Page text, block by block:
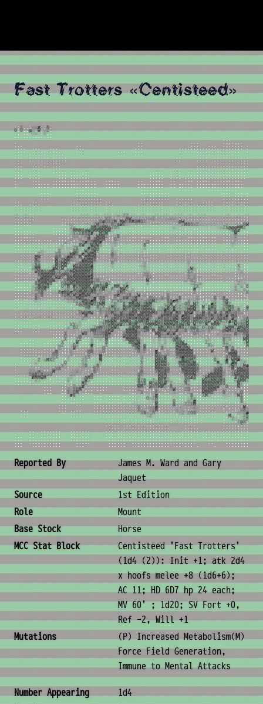
Fast Trotters «Centisteed»
! : X i o# : ; 8
O: O..@x;W;xZ.
: , ; . . :u x!: x, .
. . . . . . .. . . . . .
. .. ... ....... ....
. . . . . . . . . . . . .
. . . . . . . . . . . . . . . . . . . . .
.... .......... ... ... ... .................. .. ......
. . . . . . . . . . . . . . . . . . . . . . . . . . . . . . . . . . . .
. . . . . . . . . . . . . . . . . . . . . . . . . . . .
... ............. ... .... .................
. . . . . . . . . . . . . . . . . . . . .
. . . . . . . . . . . . . . . . . . . .
... ... ... ... ......................
. . . . . . . . . . . . . . . . . . . . . . . . . . . . . .
. . . . . . . . . . . . . . . . . . . . . . . . . . . . . . . . . . . . . . . . . . . . . .
... .... ... ....... ..... .... ..................... .....
. . . . . . . . . . . . . . . . . . . . . . . . . . . . . . . . . . . . . . .
. . . . . . . . . . . . . . . . . . . . . . . . . . . . . . . . . . . . . . . . . . . . . . . . . .
. . . . . . . . . . . . . . . . . . . . . . . . . . . . . . . . . . . . . . . . . . . . . . . . . . . . . . . . . .
... ... ... ........ ..... .......... ....
. . . . . . . . . . . . . . . . . . . . .
. . . . . . . . . . . . . . . . . . . . . . . .
... ......... .......... ...... ..............
. . . . . . . . . . . . . . . . . . . . . . . . . . . . . . . .
. . . . . . . . . . . . . . . . . . . . . . . . . . . . . . . . . . . . . . . . . . .
......... .......... ... ......... ............. ...........,..
. . . . . . . . . . . . . . . . . . . . . . . . . . . . . . . . . . . . . . . . . . . . . . . . . . . . .
. . . . . . . . . . . . . . . . . . . . . . . . . . . . . . . . . . . . . . . . . . . . . . . . . . . . . . . . .
....... ............:!;!ovZZ:........,:;:,.......... .. ........,;,i88
. . . . . . . . . . . . . . . . . . ! X x ! ; i u@W ! , ; ! u x o v v v v x o o v i , . . . . . . . . . . . . . . . ,
. . . . . . . . . . . . . . . . . ; O# O XXM uMWZ8M8MO Z ! : . @W; . . . . . . . . . . . . . . . . . . , , :
...... ..:,......,ZMoXov8Z@WXx!:,.,:::.. ....:;uZM8OXZxxxvxv u!i;:,,:x8WZxuMW
. . . . , i Zo: . , , i 8MO@MM@ZOx:.. . . . . . . . . . . . . . ; v ! i;,..,,::; i! ! u xZX@@@MMZ:
. . . . . . . . :uMMM8@W@MMM M MWu,. . . . . . . . . . . . . . . . . . .. . . . . . . . . . . . .....8@#:. ,
. . . . . . . . . . . ; vXoX8O8#vuM8M;. . , . . . . . . . . . . . . . . . . . . . . . . . . . . . . . . . . . . , !W: . . ,
....... ...,io o uvZ8 u;WMWZ,.u8:.......... ... ... .......... ...!Z...!;;xo8
. . . . . . . . . , uo ; o u !M :8WM M : . i Ov : . . . . . . . , , . . . . . . . . . . . . . . . . . . . . , x . . . .
. . . . . . . . . . . . , o v i ; , X#ZOMM#; , . !o ; , . . . . . ! O . . . . . . . . . . . . . . . . . . . . . . . . . x u . . . .
...............:v:ii,i8WvxW@Wo...uv,.. ...,8:................. ..... ..v.......uMO
. . . . . . . . . : , . . . . u u i uuZXv: u#8@@, . . , x : . . . . i x , . . . . . . . . . . . . . . . . . . . . . , . . .
. . . . . . , , vu . . . i X! ! ! i@O , uWX@WZ. . . , o u . . . , !, , . . . . . . . . . . . , . . . . . . . . . . . . .
.....:Zx:...XXvvoWWXx#xWMWi...,@oi......,!..... ......:v. ....... .........o.Xo
. . . . . MW : . . . , @ 8 ! #WXuMiMM MW, . . . ! X . . . . . . . , , ; . . . . . . . . . . i u . . . . . . . . . . . . . . . .
. . . . , MZ . . . . , WZ8WWXZ vuWWM M8. . . . : u , . . . . . . . u u ! . . . . . . . . . ;x . . . . . . . . . . . . . . . . . , . .
......uOX....;W8WWO:i o @M M MMv....:8!.......,ioi............: o :;..............:!,......
. . . , v@@ . . . . oM8WW; ! W8@M M M#! . . . . ; u . . . . . . . . , voi . . . . . . . . . . . . : u ! ! : . . . . . . . . . . . . , Xi , .
. . . , oM M u . . i #WXW;oxWMM M M MM : . . . . . , . . . . . . . . . !vi : . . . . . . . . . . . : xWx , . . . . . . . . . . . . , xi; .
.....,!W8MOOMMoXoXOMWMM M M M8!..............,,uv:,..........,XZii........ .. ,ux:......
. . . . . . . ;8 MMMM M X 8 @M@XWM M M M8# , , , , . . . . . . . . . . . . . Z X u , . . . . . . . . . . . Z xxi. . . . . . . . , : v , .
. . . . . . . , vWM M MZW#Zi@MM M M M MM#! v v : , , . . . . . , , . . . . iXZ , . . . . . . . . . . ; Z ; ;. . . . . . . . . i i ! !
. . . . . . . v WM M M@Wx;!OM MWM M M M M8 O u u v : , , , , , u : . . . . :W ! , . . . . . . . . . , x ;X v i : : . . . . . . . . : ;v u ;
.....,:8@M MW8:,iO@@M@M M M M M MXZXZ@Z.!u;!ou....:x,..........i::oZuo;..........uZvuu.....
. . . . . . vxM@W@, . . ,OvMu#OM M M M!@M8@#: ! MM: X#; . . . . , , . . . . . . . . . . . , . , ,ZXu, . . . . . . . . . i o:o !8
. . . . . , uXM8M;, , ; : vxOx@O@MMOWWx8Wvv8vuMWZ: x , . . , . . . . . . , . . . . . . . . , #;, . . . . . . . . . , !ou:oi
......!vX@!.,!v8#M@#o@MWM8M8vZ;vo!:XMXix;;,,;,,.....!:......,Z.,..........;:,,uX,....
. . . . . . ; Ox8 . . . . iX8MZWZ#MWWxxX . x o : @#xu Z 8 u v W: o , v , , , ; i X , . , : , , . : ; . , , . . , : v ! u . . . . . . i ;
. . . . . . . 8 ; . . . . . ,uoZXZMW8oZ #i88 , i Zi 8Wx XMv ! u ; O X x o Xo O v i ! 8, . , ! . : , , , . Oi ! 8 ; . . . . , .i
.......v!........!xxXZoWM@#MuX@!,ZvXOoZZWMoZoO@WZvu!8@#Mvi:X uxZ;ui,vZi:XM:.....,,,@..
. . . . . . ; ; . . . . . . . . . .,iX@@M@WOXWM i uuOv;8uMM@Wo8WMv., i xXWiZ u vOO !WZ, ,v: #Zi ; oMZ. . . . . i
. . . . . . . , . . . . . . . . . . . ,:;!O@v;8xX:oMO u uM@MOMM8MM8x , xxZWZWoZxoOMWo: M:8WO: uZOM8vx ! ; @
.................::ox:!xXoZ8Z8XxMZX8W88M MM@ioZ#MZ#ZZxZMMWxi░:MO8,vOoWXv8ixvoWMvM
. . . . . . . . . . . . . . . . : ░W@MW ! i X X O MX oWX @M@iWM MWM8v M8WuM 8 uWM#! oWx @;W, O !M░ OZ oi ;
. . . . . . . . . . . . . . . . . . . . . :!Mv, , :, ! @ooM@M O 8 M MZMM@M@vv WMM8OWv#M@oi @@M OMZOM #!M@, ! v:
. ... ..............,!Zv,..,,!!x@M88 O@M8M8W@#Z!o M8@8XWWxWM @ ZM@MO8XWZ@@8@x#x;!X8#v;o!
. . . . . . . . . . . . : ! v,, . . . , xZMWWMvMMM@o@@M8MXOW@8MMMMWZM M@XM8@O@WiWX░oZ#XMxZ8W
. . . . . . . . . . , i XXv v , . . , . , uXO@M@W#XoMOM;xOMMMW88M M MW8@WXWvWxZvMiMMM!xu░xWX88W
. . . . . . . . . . . : o:OZ, . . : ! Z@MO8OWWX;,;@8MMx#W8xvWMXM@X@M8ZZ@@Z;OxO@o: , oWMMZ#M@M
... ... .....! uuv::;vxMMZOZ@M#v.,,MMMWoZ8MiM!MMWoZo#xo8,Xv8ZovX; , ,x@WMXZW@@@M8W8O
. . . . X : ; u W8 u!O O 8 @Wx , , X M M M M O !v:,iWMZxW Wu :. ,Oo u ; i , . : x ! x!uu@ox88
. . . . O , . . : @u, ! oZ oX MX . . , W@M@M Z , . , !vM o Oo@u . . . . v ! . ! , : . , . Z ;; : ZW
.. ....:X,,,ZZ...o;,v:M,...,uMMMM@v,.,u;o!viv@MO;...,:.:vv,...8vo,..,WMMM8@:
. . . . . , X:. : ; W: . . . oi , , , 8. . . . . .:MM@W u : . . u , v : x ,,!W@Wi . , . . . , Z! ; , . . Xx;u . . . vW
. . . . . . . . . , oZ , , uOo , . . , #!, . i X . . . . . . , :OMWu@ , . ! , u x u , . : W@MMx . . . . . :Xo, . . ZZo! . . , ,@
..... ...,iZ :,;vW,...;░i..O;........,OWv@.,!;:8,u,,WM@MWi.....!!,..iM,Oi...!8WMMW
. . . . . . . : v @u , , ; o :. . . , @@: . , O , . . . . . . . . , ,O Z , . u#i u . x . , @M M MWM , . . . . . W: . . ,Oi M@ . . . ,
. . . . . . . . . . ; OX ; . : u , . . . uZ: . . Zu . . . . . . . . . . . , u . . !MO ! x . . 8M M M M M ; . . . . . ! u . . , iMMW : . . .
.....,:i!;xZX..,x....,oX,.:▒:............ o !..iM@OW:,.XO#MMM8.....,o.,.OXMM@...,8@M@
. . . . . ; Z!oMXZ: . . , v . . . , ZZi. . i W . . . . . . . . . . . . . Zi , . :W@@M ; . . uv▒@@M░ , . . . . , O ! . . #,WM#x , :
, i v, . .... . , i O: . . : xx. . . uv . . . . . . . . . X;. . , W@M M x . . ,MMM@@Wv . . . . . ;M ; ! M , #W!vZ !
. .:,,....,;uXx,...!ZO:.!8,.. ..... ...o...,W@M MZ...XM@@M MO.....:xZ!;ZWO,vM#v,:X:
. , , . . v , , : oX8u . . . , : v ; , i ░Z. . . . . . , X . . . . M M M@@. . . uW@M M M@, . . . ! @@M ! . u MiMW@@
. Z Z x @o , , x Mu: . . , x X x ; . , uO , . . . . . . i @ . . . . XM@@O . . . ,8M M M MZ. . . : o @@M o i ZOM M M @
. X@8Z8XOO:, . . . , Z , , : i @u . . . . . . . . . . . . OZ. . . . uW@Mv ! . . . i M M MWx . , o WMM M M ;, XWM@M M
.....;#MMWM:,.....vv.,,x@MO..... .........Ou....:W@Wx:..,u8@#@..ZWM MM M Mx:.:#8M M Mx;:;u
. . . . . , ixv!, . . . . . . , o, , . , xWx, . . . . . . . . . . . . . , 8Z8, xZoM8@ou . , , ;@o:. . , W@@M M@MO , . . o@MMx
. . . . .. . . . . . . , u , ! , i MX. . . . . . . . . . . . . . . . : 8O8: MO@M@WiZ , i ; u8x . . . i MM M M M M8Oi . . !Wx,,
... .:i:Zxo#i....... .....WMv,@8XWWo,8!:,;!Z,..uM M M M@W,uO..,W,,..,oMX
. . . . , Z x XOMu, . . . . . . . . . . Zui . ;ix!: . xW ; . : Z O. . . i M@M M M,, ou . . : ; u , .
. . . . . X O Mu . . . . . . . . , X , , , v░ , . . . ! x ! . . i x ! . . ;WM M8:. . O u , , x ! O , .
..u#8:.. ... ..... .....!:.!iu#....,;i..,:8:.,XMu.,..vu!:uWX,....,:
. . .:, . . . . . . . . . . . . . . . ; ; . , OxZM , . . . . ; , . , . uXo . . ... . . . . ! ! : : :!8, .
. . . . . . . . . . . . . . . . . . . i : . , i!v@, . . . . O, . , i ov# , . . . . . . . . . : , . , , 8; .
... .. ..............!;.,,,iW:....@,,vZZXMu.........,....ux......
. . . . . . . . . . . . . . . . . ; X , u v o o# , . . . . ;! . ! vvZx . . . . . , : , . . . :W,
. . . . . . . . . . . . . . . . . . X o u i M , . . . . , x ! : i : . . . . . . , . . i u X8Z
... .... ................X8ou8;......,xZu ZO8,...... .i:.,xxo#,....
. . . . . . . . . . . . . . . . . . . . . .;vZ!. . . . . . . . .,;:,.. . . . . . . ,M, : i!Z░
. . . . . . . . . . . . . . . ., . . . . . . . . . . . . . . . . . . :Zv : ! o░
. . . . . . . . . . . . . . . . . . . . . . . . . . . . . . . .i Z@8;
..... ................ .... .....,.....
. . . . . . . . . . . . . . . . . . . . . . . . . . . . . . . .
. . . . . . . . . . . . . . . . . . . . . . . . . . . . . . .
. .. ....... ....... ................................ .............. ......
. . . . . . . . . . . . . . . . . . . . . . . . . . . . . . . . . . . . . . . . . . . . . . . . . . . . . . . . . . . . . .
. . . . . . . . . . . . . . . . . . . . . . . . . . . . . . . . . . . . . . . . . . . . . . . . . . . . . . . . . . . . .
... ........... ..... ...... ...................... .. .............
. . . . . . . . . . . . . . . . . . . . . . . . . . . . . . . . . . . . . . . . . . . . . . .
Fast Trotters «Centisteed»
Creature Metadata
Reported By
James M. Ward and Gary
Jaquet
Source
1st Edition
Role
Mount
Base Stock
Horse
MCC Stat Block
Centisteed 'Fast Trotters'
(1d4 (2)): Init +1; atk 2d4
x hoofs melee +8 (1d6+6);
AC 11; HD 6D7 hp 24 each;
MV 60' ; 1d20; SV Fort +0,
Ref -2, Will +1
Mutations
(P) Increased Metabolism(M)
Force Field Generation,
Immune to Mental Attacks
Combat & Physical Stats
Number Appearing
1d4